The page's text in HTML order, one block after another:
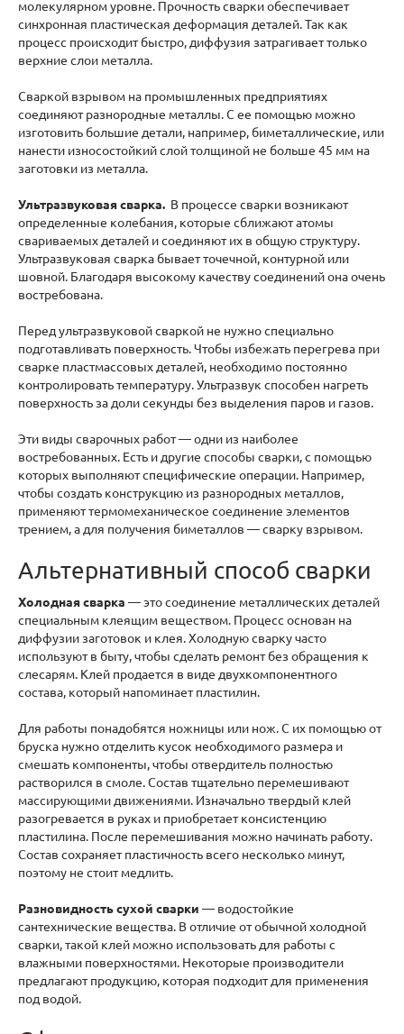
молекулярном уровне. Прочность сварки обеспечивает
синхронная пластическая деформация деталей. Так как
процесс происходит быстро, диффузия затрагивает только
верхние слои металла.
Сваркой взрывом на промышленных предприятиях
соединяют разнородные металлы. С ее помощью можно
изготовить большие детали, например, биметаллические, или
нанести износостойкий слой толщиной не больше 45 мм на
заготовки из металла.
Ультразвуковая сварка. В процессе сварки возникают
определенные колебания, которые сближают атомы
свариваемых деталей и соединяют их в общую структуру.
Ультразвуковая сварка бывает точечной, контурной или
шовной. Благодаря высокому качеству соединений она очень
востребована.
Перед ультразвуковой сваркой не нужно специально
подготавливать поверхность. Чтобы избежать перегрева при
сварке пластмассовых деталей, необходимо постоянно
контролировать температуру. Ультразвук способен нагреть
поверхность за доли секунды без выделения паров и газов.
Эти виды сварочных работ — одни из наиболее
востребованных. Есть и другие способы сварки, с помощью
которых выполняют специфические операции. Например,
чтобы создать конструкцию из разнородных металлов,
применяют термомеханическое соединение элементов
трением, а для получения биметаллов — сварку взрывом.
Альтернативный способ сварки
Холодная сварка — это соединение металлических деталей
специальным клеящим веществом. Процесс основан на
диффузии заготовок и клея. Холодную сварку часто
используют в быту, чтобы сделать ремонт без обращения к
слесарям. Клей продается в виде двухкомпонентного
состава, который напоминает пластилин.
Для работы понадобятся ножницы или нож. С их помощью от
бруска нужно отделить кусок необходимого размера и
смешать компоненты, чтобы отвердитель полностью
растворился в смоле. Состав тщательно перемешивают
массирующими движениями. Изначально твердый клей
разогревается в руках и приобретает консистенцию
пластилина. После перемешивания можно начинать работу.
Состав сохраняет пластичность всего несколько минут,
поэтому не стоит медлить.
Разновидность сухой сварки — водостойкие
сантехнические вещества. В отличие от обычной холодной
сварки, такой клей можно использовать для работы с
влажными поверхностями. Некоторые производители
предлагают продукцию, которая подходит для применения
под водой.